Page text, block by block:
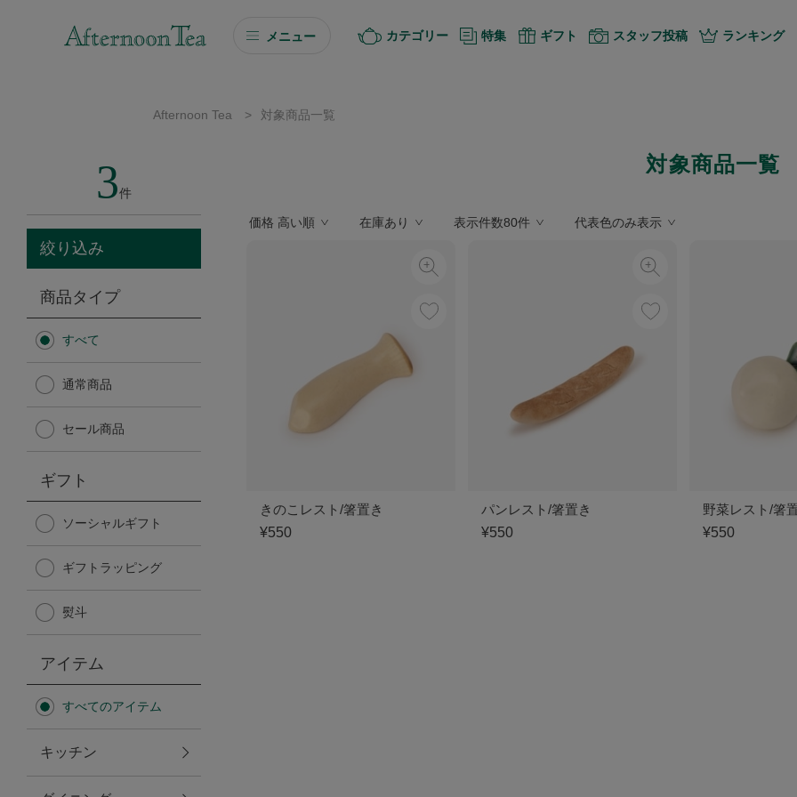
メニュー
ソーシャルギフト
カタログギフト
Afternoon Tea TEAROOM
Afternoon Tea TEAROOM
日傘
保冷バッグ
無重力シリーズ
カテゴリー 特集 ギフト スタッフ投稿 ランキング
Afternoon Tea > 対象商品一覧
3件
絞り込み
商品タイプ
すべて
通常商品
セール商品
ギフト
ソーシャルギフト
ギフトラッピング
熨斗
アイテム
すべてのアイテム
キッチン
対象商品一覧
価格 高い順 在庫あり 表示件数80件 代表色のみ表示
きのこレスト/箸置き
¥550
パンレスト/箸置き
¥550
野菜レスト/箸
¥550